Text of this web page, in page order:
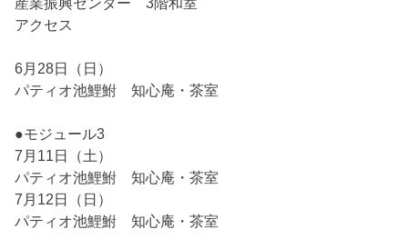
アクセス
6月28日（日）
パティオ池鯉鮒 知心庵・茶室
●モジュール3
7月11日（土）
パティオ池鯉鮒 知心庵・茶室
7月12日（日）
パティオ池鯉鮒 知心庵・茶室